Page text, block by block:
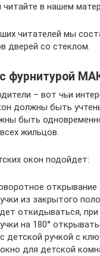
в нашем
читателей мы
дверей со стеклом.
фурнитурой
– вот чьи
должны быть
быть
жильцов.
окон подойдет:
открывание
из закрытого
откидываться,
на 180°
детской ручкой с
для детской